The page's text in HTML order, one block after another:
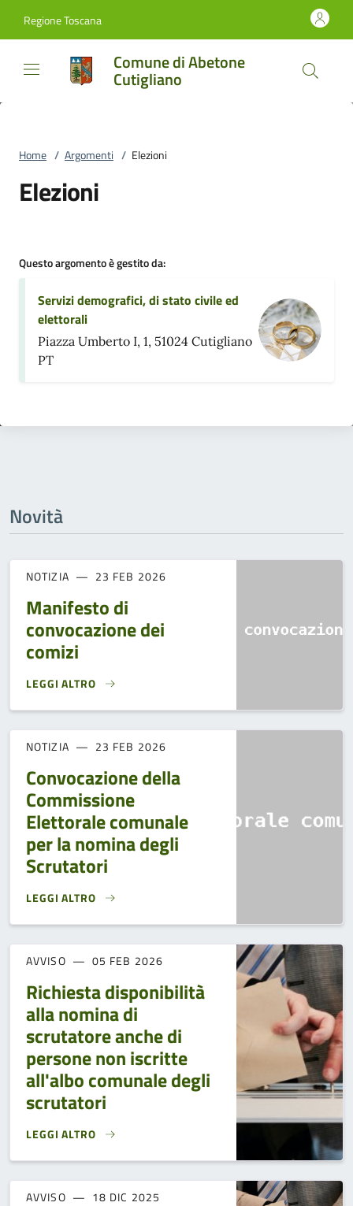
Regione Toscana
Comune di Abetone
Cutigliano
Home / Argomenti / Elezioni
Elezioni
Questo argomento è gestito da:
Servizi demografici, di stato civile ed
elettorali
Piazza Umberto I, 1, 51024 Cutigliano
PT
Novità
NOTIZIA 23 FEB 2026
Manifesto di
convocazione dei
comizi
LEGGI ALTRO
MANIFESTO DI CONVOCAZIONE DEI COMIZI}
NOTIZIA 23 FEB 2026
Convocazione della
Commissione
Elettorale comunale
per la nomina degli
Scrutatori
LEGGI ALTRO
CONVOCAZIONE DELLA COMMISSIONE ELETTORALE
AVVISO 05 FEB 2026
Richiesta disponibilità
alla nomina di
scrutatore anche di
persone non iscritte
all'albo comunale degli
scrutatori
LEGGI ALTRO
RICHIESTA DISPONIBILITÀ ALLA NOMINA DI SCRUTATORE
AVVISO 18 DIC 2025